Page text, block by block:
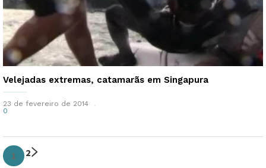
Velejadas extremas, catamarãs em Singapura
23 de fevereiro de 2014
0
1 2